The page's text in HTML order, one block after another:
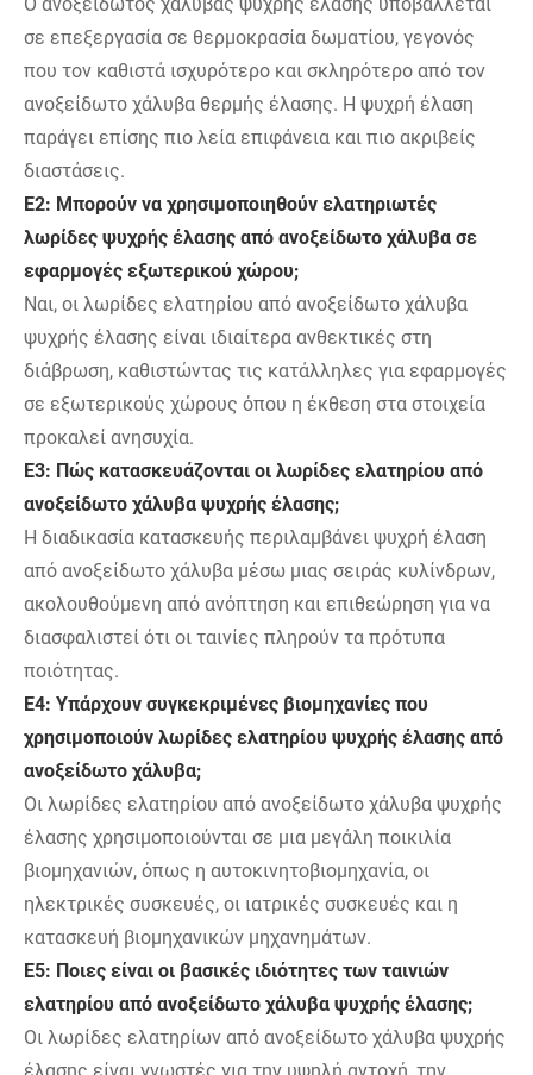
σε επεξεργασία σε θερμοκρασία δωματίου, γεγονός
που τον καθιστά ισχυρότερο και σκληρότερο από τον
ανοξείδωτο χάλυβα θερμής έλασης. Η ψυχρή έλαση
παράγει επίσης πιο λεία επιφάνεια και πιο ακριβείς
διαστάσεις.
Ε2: Μπορούν να χρησιμοποιηθούν ελατηριωτές
λωρίδες ψυχρής έλασης από ανοξείδωτο χάλυβα σε
εφαρμογές εξωτερικού χώρου;
Ναι, οι λωρίδες ελατηρίου από ανοξείδωτο χάλυβα
ψυχρής έλασης είναι ιδιαίτερα ανθεκτικές στη
διάβρωση, καθιστώντας τις κατάλληλες για εφαρμογές
σε εξωτερικούς χώρους όπου η έκθεση στα στοιχεία
προκαλεί ανησυχία.
Ε3: Πώς κατασκευάζονται οι λωρίδες ελατηρίου από
ανοξείδωτο χάλυβα ψυχρής έλασης;
Η διαδικασία κατασκευής περιλαμβάνει ψυχρή έλαση
από ανοξείδωτο χάλυβα μέσω μιας σειράς κυλίνδρων,
ακολουθούμενη από ανόπτηση και επιθεώρηση για να
διασφαλιστεί ότι οι ταινίες πληρούν τα πρότυπα
ποιότητας.
Ε4: Υπάρχουν συγκεκριμένες βιομηχανίες που
χρησιμοποιούν λωρίδες ελατηρίου ψυχρής έλασης από
ανοξείδωτο χάλυβα;
Οι λωρίδες ελατηρίου από ανοξείδωτο χάλυβα ψυχρής
έλασης χρησιμοποιούνται σε μια μεγάλη ποικιλία
βιομηχανιών, όπως η αυτοκινητοβιομηχανία, οι
ηλεκτρικές συσκευές, οι ιατρικές συσκευές και η
κατασκευή βιομηχανικών μηχανημάτων.
Ε5: Ποιες είναι οι βασικές ιδιότητες των ταινιών
ελατηρίου από ανοξείδωτο χάλυβα ψυχρής έλασης;
Οι λωρίδες ελατηρίων από ανοξείδωτο χάλυβα ψυχρής